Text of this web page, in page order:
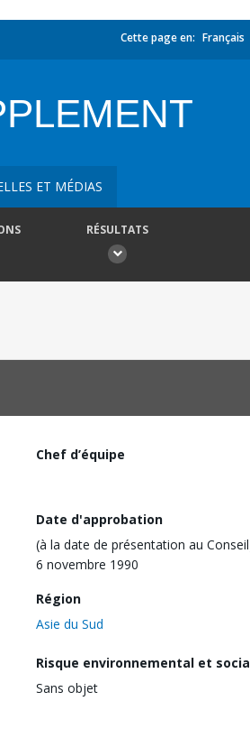
Cette page en: Français
ET MÉDIAS
RÉSULTATS
Chef d’équipe
Date d'approbation
(à la date de présentation au
6 novembre 1990
Région
Asie du Sud
Risque environnemental et
Sans objet